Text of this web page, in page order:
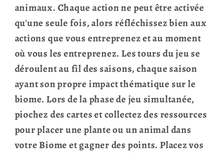
animaux. Chaque action ne peut être activée
qu'une seule fois, alors réfléchissez bien aux
actions que vous entreprenez et au moment
où vous les entreprenez. Les tours du jeu se
déroulent au fil des saisons, chaque saison
ayant son propre impact thématique sur le
biome. Lors de la phase de jeu simultanée,
piochez des cartes et collectez des ressources
pour placer une plante ou un animal dans
votre Biome et gagner des points. Placez vos